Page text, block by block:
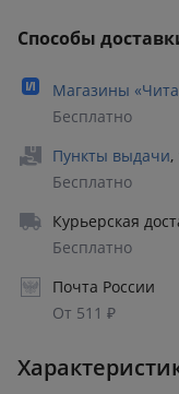
Способы
Магазины
Бесплатно
Пункты выдачи,
Бесплатно
Курьерская
Бесплатно
Почта России
От 511 ₽